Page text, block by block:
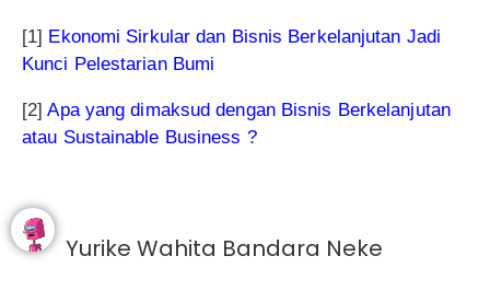
[1] Ekonomi Sirkular dan Bisnis Berkelanjutan Jadi
Kunci Pelestarian Bumi
[2]Apa yang dimaksud dengan Bisnis Berkelanjutan
atau Sustainable Business ?
Yurike Wahita Bandara Neke